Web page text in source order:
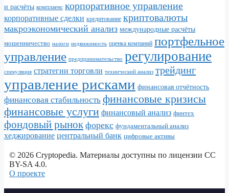
и расчёты комплаенс корпоративное управление
корпоративные сделки кредитование криптовалюты
макроэкономический анализ международные расчёты
мошенничество налоги недвижимость оценка компаний портфельное
управление предпринимательство регулирование
спекуляция стратегии торговли технический анализ трейдинг
управление рисками финансовая отчётность
финансовая стабильность финансовые кризисы
финансовые услуги финансовый анализ финтех
фондовый рынок форекс фундаментальный анализ
хеджирование центральный банк цифровые активы
© 2026 Cryptopedia. Материалы доступны по лицензии CC
BY-SA 4.0.
О проекте